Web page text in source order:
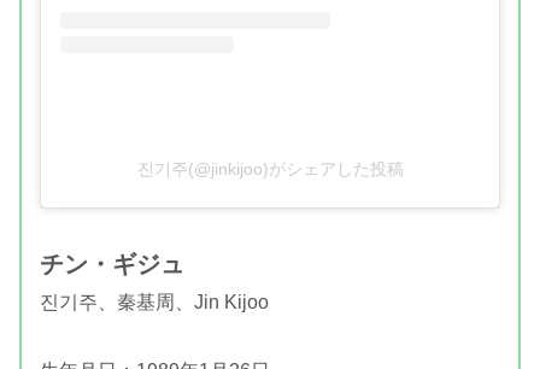
진기주(@jinkijoo)がシェアした投稿
チン・ギジュ
진기주、秦基周、Jin Kijoo